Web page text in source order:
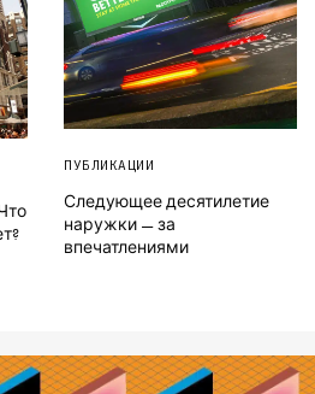
ПУБЛИКАЦИИ
Следующее десятилетие
наружки — за
впечатлениями